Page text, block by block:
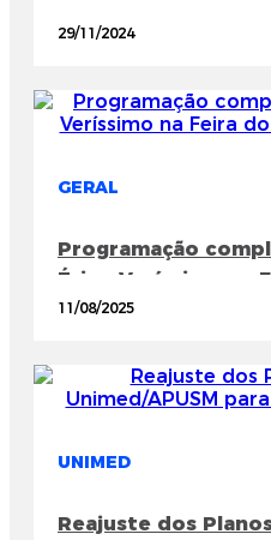
29/11/2024
GERAL
Programação
Érico Veríssimo na
Santa Maria
11/08/2025
UNIMED
Reajuste dos